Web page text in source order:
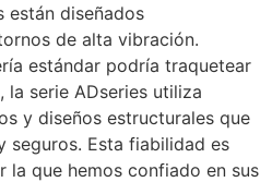
están diseñados
de alta vibración.
estándar podría traquetear
serie ADseries utiliza
y diseños estructurales que
seguros. Esta fiabilidad es
la que hemos confiado en sus